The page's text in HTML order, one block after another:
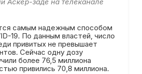
самым надежным способом
19. По данным властей, число
привитых не превышает
Сейчас одну дозу
более 76,5 миллиона
привились 70,8 миллиона.